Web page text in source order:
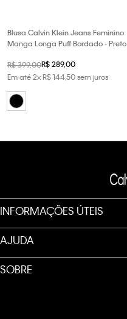
Blusa Calvin Klein Jeans Feminino
Manga Longa Puff Bordado - Preto
R$399,00R$289,00
Em até2xR$14450sem juros
INFORMAÇÕES ÚTEIS
AJUDA
SOBRE